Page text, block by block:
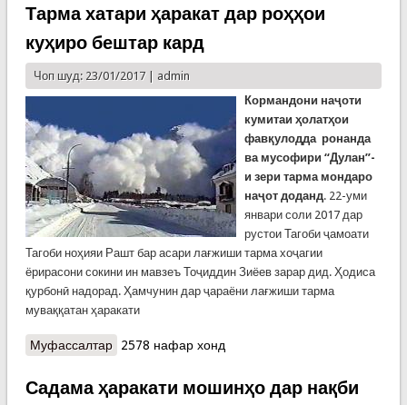
Тарма хатари ҳаракат дар роҳҳои
куҳиро бештар кард
Чоп шуд: 23/01/2017 | admin
Кормандони наҷоти
кумитаи ҳолатҳои
фавқулодда ронанда
ва мусофири “Дулан”-
и зери тарма мондаро
наҷот доданд. 22-уми
январи соли 2017 дар
рустои Тагоби ҷамоати
Тагоби ноҳияи Рашт бар асари лағжиши тарма хоҷагии
ёрирасони сокини ин мавзеъ Тоҷиддин Зиёев зарар дид. Ҳодиса
қурбонӣ надорад. Ҳамчунин дар ҷараёни лағжиши тарма
муваққатан ҳаракати
Муфассалтаро Тарма хатари ҳаракат дар роҳҳои куҳиро
2578 нафар хонд
Садама ҳаракати мошинҳо дар нақби